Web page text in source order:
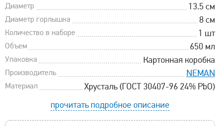
Диаметр 13.5 см
Диаметр горлышка 8 см
Количество в наборе 1 шт
Объем 650 мл
Упаковка Картонная коробка
Производитель NEMAN
Материал
Хрусталь (ГОСТ 30407-96 24% PbO)
прочитать подробное описание